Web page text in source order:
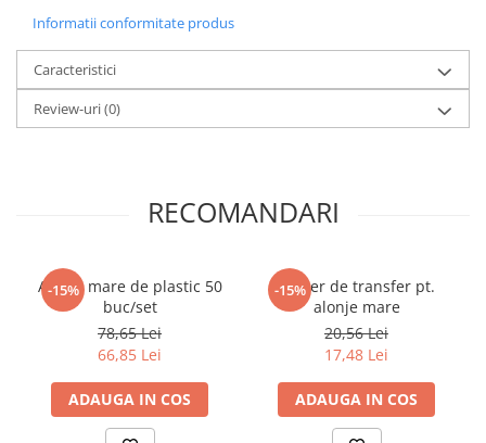
Informatii conformitate produs
Caracteristici
Review-uri(0)
RECOMANDARI
-15%
Alonje mare de plastic 50
buc/set
78,65 Lei
66,85 Lei
ADAUGA IN COS
-15%
Maner de transfer pt.
alonje mare
20,56 Lei
17,48 Lei
ADAUGA IN COS